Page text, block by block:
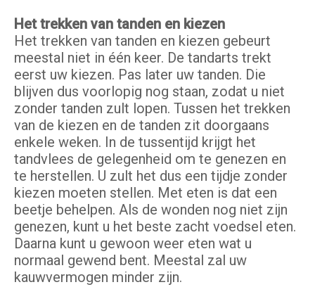
Het trekken van tanden en kiezen
Het trekken van tanden en kiezen gebeurt
meestal niet in één keer. De tandarts trekt
eerst uw kiezen. Pas later uw tanden. Die
blijven dus voorlopig nog staan, zodat u niet
zonder tanden zult lopen. Tussen het trekken
van de kiezen en de tanden zit doorgaans
enkele weken. In de tussentijd krijgt het
tandvlees de gelegenheid om te genezen en
te herstellen. U zult het dus een tijdje zonder
kiezen moeten stellen. Met eten is dat een
beetje behelpen. Als de wonden nog niet zijn
genezen, kunt u het beste zacht voedsel eten.
Daarna kunt u gewoon weer eten wat u
normaal gewend bent. Meestal zal uw
kauwvermogen minder zijn.